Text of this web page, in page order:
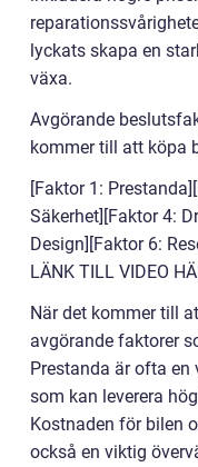
lyckats skapa en
växa.
Avgörande
kommer till att köpa
[Faktor 1:
Säkerhet][Faktor 4:
Design][Faktor 6:
LÄNK TILL VIDEO
När det kommer till
avgörande faktorer
Prestanda är ofta en
som kan leverera
Kostnaden för bilen
också en viktig